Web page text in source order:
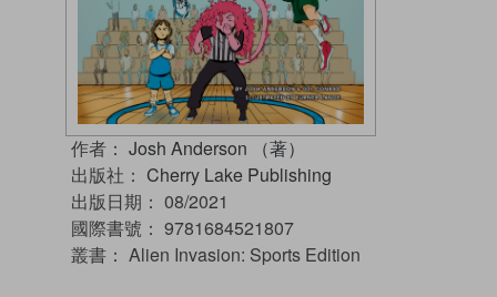
作者： Josh Anderson （著）
出版社： Cherry Lake Publishing
出版日期： 08/2021
國際書號： 9781684521807
叢書： Alien Invasion: Sports Edition